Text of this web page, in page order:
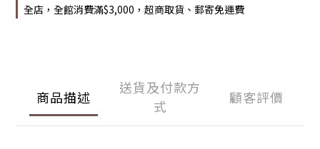
全店，全館消費滿$3,000，超商取貨、郵寄免運費
商品描述
送貨及付款方
式
顧客評價